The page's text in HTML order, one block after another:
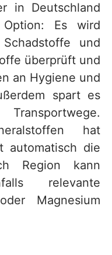
in Deutschland
Es wird
und
überprüft und
an Hygiene und
spart es
hat
automatisch die
Region kann
relevante
Magnesium